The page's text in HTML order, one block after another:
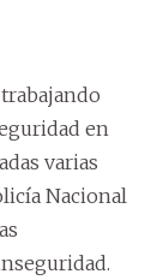
en
varias
Nacional